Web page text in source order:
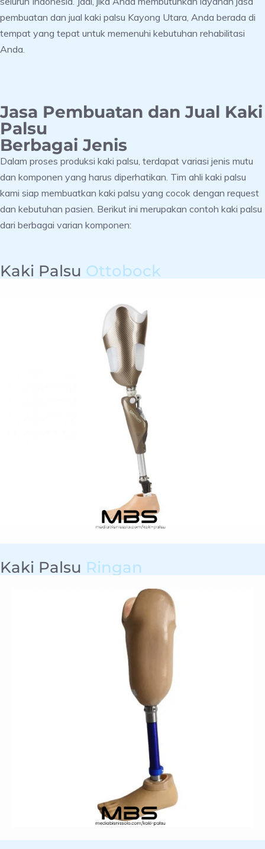
pembuatan dan jual kaki palsu Kayong Utara, Anda berada di
tempat yang tepat untuk memenuhi kebutuhan rehabilitasi
Anda.
Jasa Pembuatan dan Jual Kaki
Palsu
Berbagai Jenis
Dalam proses produksi kaki palsu, terdapat variasi jenis mutu
dan komponen yang harus diperhatikan. Tim ahli kaki palsu
kami siap membuatkan kaki palsu yang cocok dengan request
dan kebutuhan pasien. Berikut ini merupakan contoh kaki palsu
dari berbagai varian komponen:
Kaki Palsu Ottobock
Kaki Palsu Ringan